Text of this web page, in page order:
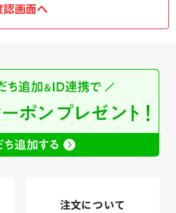
注文について